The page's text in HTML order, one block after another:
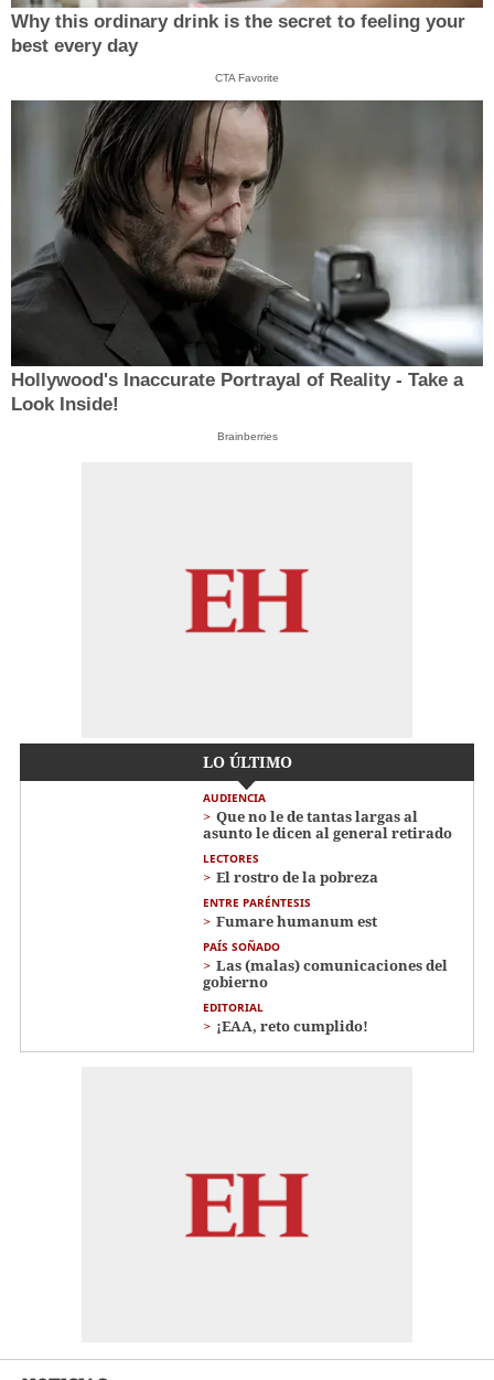
Why this ordinary drink is the secret to feeling your
best every day
CTA Favorite
Hollywood's Inaccurate Portrayal of Reality - Take a
Look Inside!
Brainberries
LO ÚLTIMO
AUDIENCIA
Que no le de tantas largas al
asunto le dicen al general retirado
LECTORES
El rostro de la pobreza
ENTRE PARÉNTESIS
Fumare humanum est
PAÍS SOÑADO
Las (malas) comunicaciones del
gobierno
EDITORIAL
¡EAA, reto cumplido!